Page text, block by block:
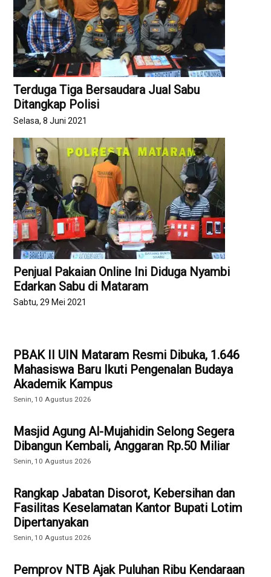
Terduga Tiga Bersaudara Jual Sabu
Ditangkap Polisi
Selasa, 8 Juni 2021
Penjual Pakaian Online Ini Diduga Nyambi
Edarkan Sabu di Mataram
Sabtu, 29 Mei 2021
PBAK II UIN Mataram Resmi Dibuka, 1.646
Mahasiswa Baru Ikuti Pengenalan Budaya
Akademik Kampus
Senin, 10 Agustus 2026
Masjid Agung Al-Mujahidin Selong Segera
Dibangun Kembali, Anggaran Rp.50 Miliar
Senin, 10 Agustus 2026
Rangkap Jabatan Disorot, Kebersihan dan
Fasilitas Keselamatan Kantor Bupati Lotim
Dipertanyakan
Senin, 10 Agustus 2026
Pemprov NTB Ajak Puluhan Ribu Kendaraan